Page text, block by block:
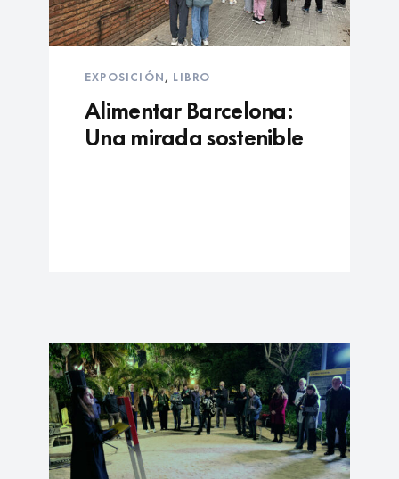
EXPOSICIÓN, LIBRO
Alimentar Barcelona:
Una mirada sostenible